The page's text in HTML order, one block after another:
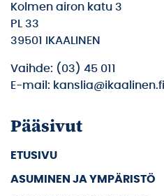
Kolmen airon katu 3
PL 33
39501 IKAALINEN
Vaihde: (03) 45 011
E-mail: kanslia@ikaalinen.fi
Pääsivut
ETUSIVU
ASUMINEN JA YMPÄRISTÖ